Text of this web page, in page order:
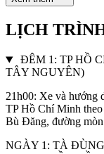
LỊCH
ĐÊM 1: TP HỒ
TÂY NGUYÊN)
21h00: Xe và
TP Hồ Chí Minh
Bù Đăng, đường
NGÀY 1: TÀ